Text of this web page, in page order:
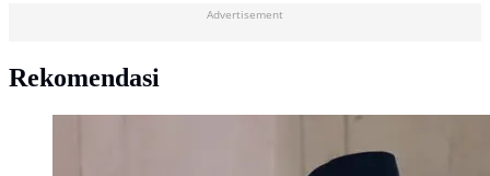
Advertisement
Rekomendasi